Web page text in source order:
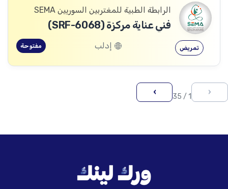
الرابطة الطبية للمغتربين السوريين SEMA
فني عناية مركزة (SRF-6068)
تمريض إدلب مفتوحة
‹
1 / 35
›